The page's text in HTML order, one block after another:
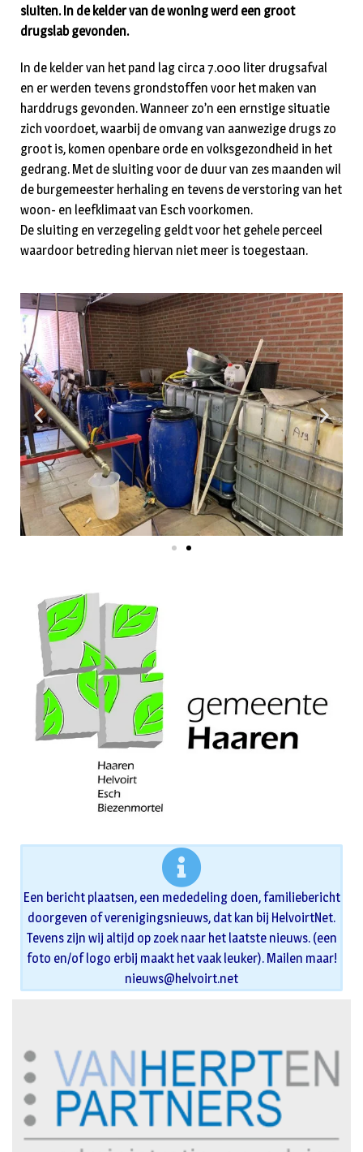
sluiten. In de kelder van de woning werd een groot
drugslab gevonden.
In de kelder van het pand lag circa 7.000 liter drugsafval
en er werden tevens grondstoffen voor het maken van
harddrugs gevonden. Wanneer zo’n een ernstige situatie
zich voordoet, waarbij de omvang van aanwezige drugs zo
groot is, komen openbare orde en volksgezondheid in het
gedrang. Met de sluiting voor de duur van zes maanden wil
de burgemeester herhaling en tevens de verstoring van het
woon- en leefklimaat van Esch voorkomen.
De sluiting en verzegeling geldt voor het gehele perceel
waardoor betreding hiervan niet meer is toegestaan.
Een bericht plaatsen, een mededeling doen, familiebericht
doorgeven of verenigingsnieuws, dat kan bij HelvoirtNet.
Tevens zijn wij altijd op zoek naar het laatste nieuws. (een
foto en/of logo erbij maakt het vaak leuker). Mailen maar!
nieuws@helvoirt.net